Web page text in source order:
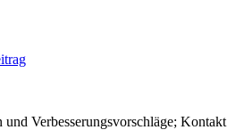
Verbesserungsvorschläge; Kontakt